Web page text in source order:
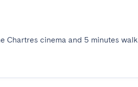
Chartres cinema and 5 minutes walk